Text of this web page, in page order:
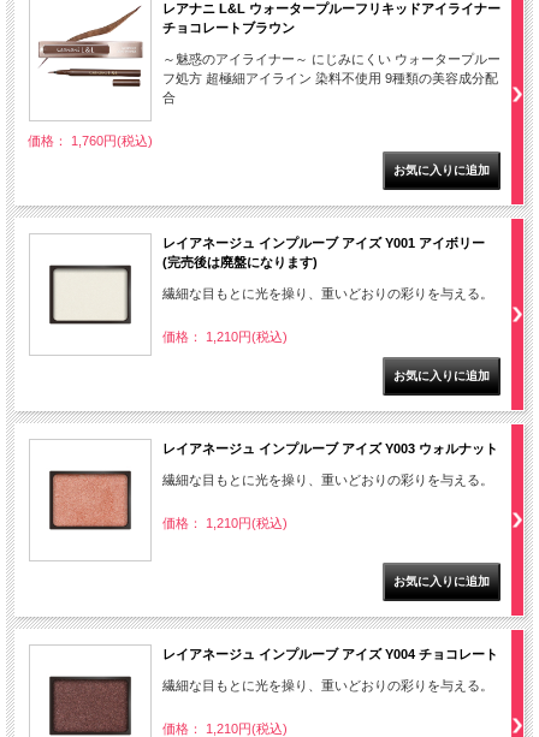
レアナニ L&L ウォータープルーフリキッドアイライナー
チョコレートブラウン
～魅惑のアイライナー～ にじみにくい ウォータープルー
フ処方 超極細アイライン 染料不使用 9種類の美容成分配
合
価格： 1,760円(税込)
レイアネージュ インプルーブ アイズ Y001 アイボリー
(完売後は廃盤になります)
繊細な目もとに光を操り、重いどおりの彩りを与える。
価格： 1,210円(税込)
レイアネージュ インプルーブ アイズ Y003 ウォルナット
繊細な目もとに光を操り、重いどおりの彩りを与える。
価格： 1,210円(税込)
レイアネージュ インプルーブ アイズ Y004 チョコレート
繊細な目もとに光を操り、重いどおりの彩りを与える。
価格： 1,210円(税込)